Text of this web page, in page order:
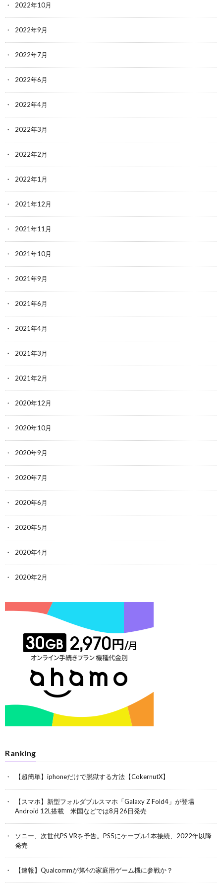
2022年10月
2022年9月
2022年7月
2022年6月
2022年4月
2022年3月
2022年2月
2022年1月
2021年12月
2021年11月
2021年10月
2021年9月
2021年6月
2021年4月
2021年3月
2021年2月
2020年12月
2020年10月
2020年9月
2020年7月
2020年6月
2020年5月
2020年4月
2020年2月
Ranking
【超簡単】iphoneだけで脱獄する方法【CokernutX】
【スマホ】新型フォルダブルスマホ「Galaxy Z Fold4」が登場
Android 12L搭載 米国などでは8月26日発売
ソニー、次世代PS VRを予告。PS5にケーブル1本接続、2022年以降
発売
【速報】Qualcommが第4の家庭用ゲーム機に参戦か？